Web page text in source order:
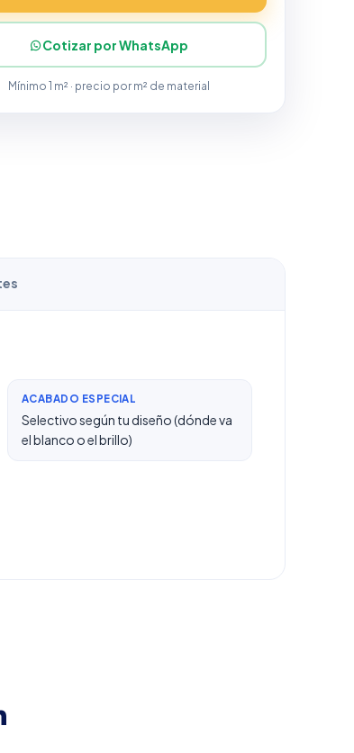
Cotizar por WhatsApp
Mínimo 1 m² · precio por m² de material
ACABADO ESPECIAL
Selectivo según tu diseño (dónde va
el blanco o el brillo)